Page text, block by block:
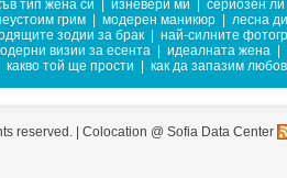
тип жена си изневери ми
сериозен ли
грим модерен маникюр
лесна
зодии за брак
най-силните
визии за есента идеалната жена
какво той ще прости как да запазим
reserved. | Colocation @ Sofia Data Center